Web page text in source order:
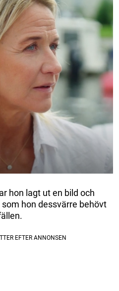
hon lagt ut en bild och
hon dessvärre behövt